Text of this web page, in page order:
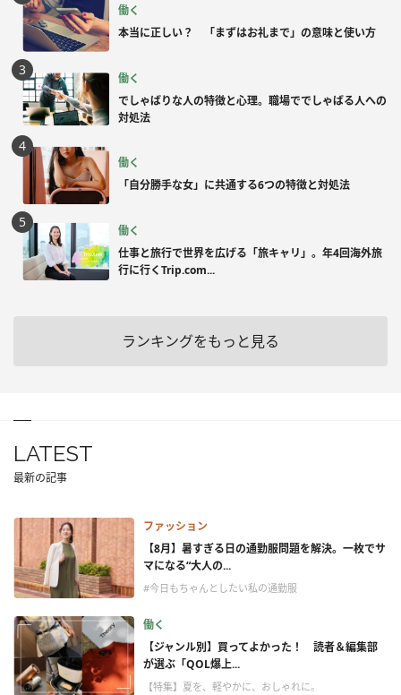
働く
本当に正しい？ 「まずはお礼まで」の意味と使い方
働く
でしゃばりな人の特徴と心理。職場ででしゃばる人への
対処法
働く
「自分勝手な女」に共通する6つの特徴と対処法
働く
仕事と旅行で世界を広げる「旅キャリ」。年4回海外旅
行に行くTrip.com...
ランキングをもっと見る
LATEST
最新の記事
ファッション
【8月】暑すぎる日の通勤服問題を解決。一枚でサ
マになる“大人の...
#今日もちゃんとしたい私の通勤服
働く
【ジャンル別】買ってよかった！ 読者＆編集部
が選ぶ「QOL爆上...
【特集】夏を、軽やかに、おしゃれに。